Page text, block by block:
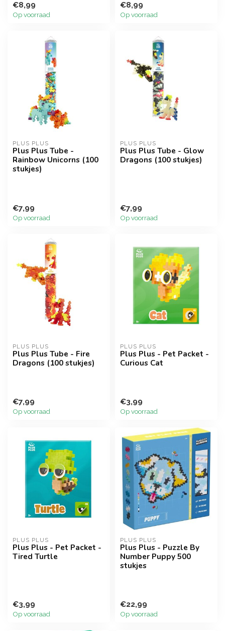
€8,99
Op voorraad
€8,99
Op voorraad
PLUS PLUS
Plus Plus Tube -
Rainbow Unicorns (100
stukjes)
€7,99
Op voorraad
PLUS PLUS
Plus Plus Tube - Glow
Dragons (100 stukjes)
€7,99
Op voorraad
PLUS PLUS
Plus Plus Tube - Fire
Dragons (100 stukjes)
€7,99
Op voorraad
PLUS PLUS
Plus Plus - Pet Packet -
Curious Cat
€3,99
Op voorraad
PLUS PLUS
Plus Plus - Pet Packet -
Tired Turtle
€3,99
Op voorraad
PLUS PLUS
Plus Plus - Puzzle By
Number Puppy 500
stukjes
€22,99
Op voorraad